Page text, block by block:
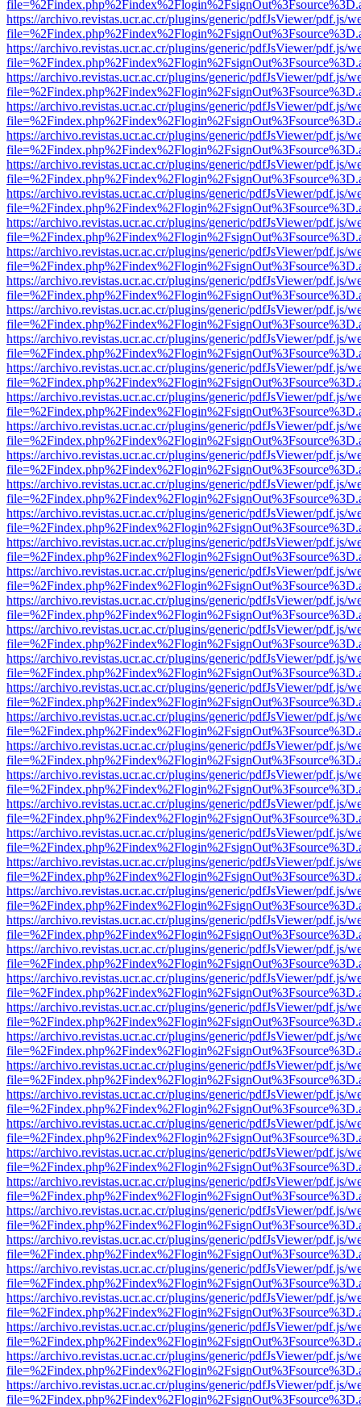
https://archivo.revistas.ucr.ac.cr/plugins/generic/pdfJsViewer/pdf.js/
https://archivo.revistas.ucr.ac.cr/plugins/generic/pdfJsViewer/pdf.js/
https://archivo.revistas.ucr.ac.cr/plugins/generic/pdfJsViewer/pdf.js/
https://archivo.revistas.ucr.ac.cr/plugins/generic/pdfJsViewer/pdf.js/
https://archivo.revistas.ucr.ac.cr/plugins/generic/pdfJsViewer/pdf.js/
https://archivo.revistas.ucr.ac.cr/plugins/generic/pdfJsViewer/pdf.js/
https://archivo.revistas.ucr.ac.cr/plugins/generic/pdfJsViewer/pdf.js/
https://archivo.revistas.ucr.ac.cr/plugins/generic/pdfJsViewer/pdf.js/
https://archivo.revistas.ucr.ac.cr/plugins/generic/pdfJsViewer/pdf.js/
https://archivo.revistas.ucr.ac.cr/plugins/generic/pdfJsViewer/pdf.js/
https://archivo.revistas.ucr.ac.cr/plugins/generic/pdfJsViewer/pdf.js/
https://archivo.revistas.ucr.ac.cr/plugins/generic/pdfJsViewer/pdf.js/
https://archivo.revistas.ucr.ac.cr/plugins/generic/pdfJsViewer/pdf.js/
https://archivo.revistas.ucr.ac.cr/plugins/generic/pdfJsViewer/pdf.js/
https://archivo.revistas.ucr.ac.cr/plugins/generic/pdfJsViewer/pdf.js/
https://archivo.revistas.ucr.ac.cr/plugins/generic/pdfJsViewer/pdf.js/
https://archivo.revistas.ucr.ac.cr/plugins/generic/pdfJsViewer/pdf.js/
https://archivo.revistas.ucr.ac.cr/plugins/generic/pdfJsViewer/pdf.js/
https://archivo.revistas.ucr.ac.cr/plugins/generic/pdfJsViewer/pdf.js/
https://archivo.revistas.ucr.ac.cr/plugins/generic/pdfJsViewer/pdf.js/
https://archivo.revistas.ucr.ac.cr/plugins/generic/pdfJsViewer/pdf.js/
https://archivo.revistas.ucr.ac.cr/plugins/generic/pdfJsViewer/pdf.js/
https://archivo.revistas.ucr.ac.cr/plugins/generic/pdfJsViewer/pdf.js/
https://archivo.revistas.ucr.ac.cr/plugins/generic/pdfJsViewer/pdf.js/
https://archivo.revistas.ucr.ac.cr/plugins/generic/pdfJsViewer/pdf.js/
https://archivo.revistas.ucr.ac.cr/plugins/generic/pdfJsViewer/pdf.js/
https://archivo.revistas.ucr.ac.cr/plugins/generic/pdfJsViewer/pdf.js/
https://archivo.revistas.ucr.ac.cr/plugins/generic/pdfJsViewer/pdf.js/
https://archivo.revistas.ucr.ac.cr/plugins/generic/pdfJsViewer/pdf.js/
https://archivo.revistas.ucr.ac.cr/plugins/generic/pdfJsViewer/pdf.js/
https://archivo.revistas.ucr.ac.cr/plugins/generic/pdfJsViewer/pdf.js/
https://archivo.revistas.ucr.ac.cr/plugins/generic/pdfJsViewer/pdf.js/
https://archivo.revistas.ucr.ac.cr/plugins/generic/pdfJsViewer/pdf.js/
https://archivo.revistas.ucr.ac.cr/plugins/generic/pdfJsViewer/pdf.js/
https://archivo.revistas.ucr.ac.cr/plugins/generic/pdfJsViewer/pdf.js/
https://archivo.revistas.ucr.ac.cr/plugins/generic/pdfJsViewer/pdf.js/
https://archivo.revistas.ucr.ac.cr/plugins/generic/pdfJsViewer/pdf.js/
https://archivo.revistas.ucr.ac.cr/plugins/generic/pdfJsViewer/pdf.js/
https://archivo.revistas.ucr.ac.cr/plugins/generic/pdfJsViewer/pdf.js/
https://archivo.revistas.ucr.ac.cr/plugins/generic/pdfJsViewer/pdf.js/
https://archivo.revistas.ucr.ac.cr/plugins/generic/pdfJsViewer/pdf.js/
https://archivo.revistas.ucr.ac.cr/plugins/generic/pdfJsViewer/pdf.js/
https://archivo.revistas.ucr.ac.cr/plugins/generic/pdfJsViewer/pdf.js/
https://archivo.revistas.ucr.ac.cr/plugins/generic/pdfJsViewer/pdf.js/
https://archivo.revistas.ucr.ac.cr/plugins/generic/pdfJsViewer/pdf.js/
https://archivo.revistas.ucr.ac.cr/plugins/generic/pdfJsViewer/pdf.js/
https://archivo.revistas.ucr.ac.cr/plugins/generic/pdfJsViewer/pdf.js/
https://archivo.revistas.ucr.ac.cr/plugins/generic/pdfJsViewer/pdf.js/